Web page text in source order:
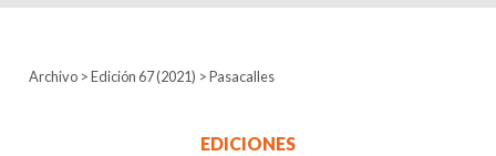
Archivo > Edición 67 (2021) >Pasacalles
EDICIONES